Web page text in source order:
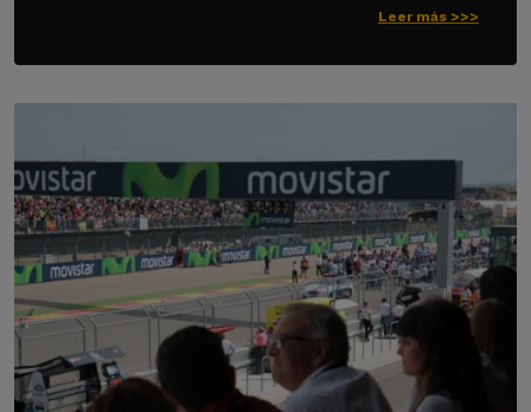
Leer más >>>